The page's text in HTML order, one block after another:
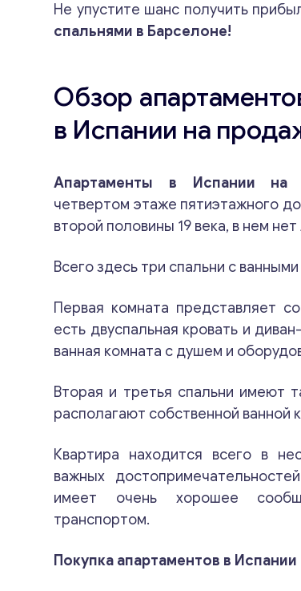
Не упустите шанс получить
спальнями в Барселоне!
Обзор
в Испании на
Апартаменты в Испании на
четвертом этаже пятиэтажного
второй половины 19 века, в нем
Всего здесь три спальни с
Первая комната представляет
есть двуспальная кровать и
ванная комната с душем и
Вторая и третья спальни имеют
располагают собственной ванной
Квартира находится всего в
важных
имеет очень хорошее
транспортом.
Покупка апартаментов в Испании